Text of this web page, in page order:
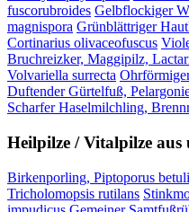
fuscorubroides Gelbflockiger
magnispora Grünblättriger
Cortinarius olivaceofuscus
Bruchreizker, Maggipilz,
Volvariella surrecta
Duftender Gürtelfuß,
Scharfer Haselmilchling,
Heilpilze / Vitalpilze aus
Birkenporling, Piptoporus
Tricholomopsis rutilans